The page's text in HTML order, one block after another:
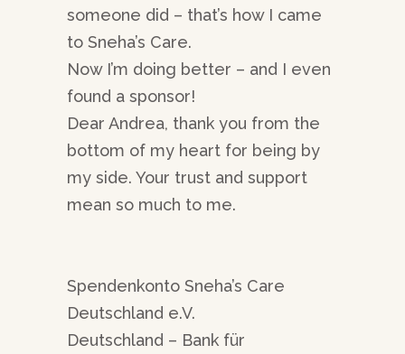
someone did – that’s how I came
to Sneha’s Care.
Now I’m doing better – and I even
found a sponsor!
Dear Andrea, thank you from the
bottom of my heart for being by
my side. Your trust and support
mean so much to me.
Spendenkonto Sneha’s Care
Deutschland e.V.
Deutschland – Bank für